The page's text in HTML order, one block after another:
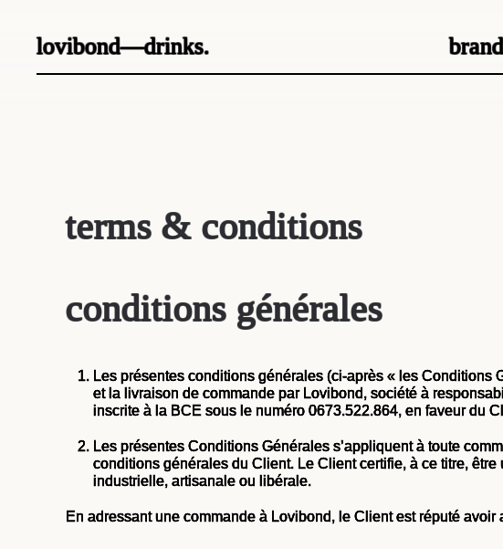
lovibond—drinks.
terms & conditions
conditions générales
Les présentes conditions générales (ci-après « les Conditions
et la livraison de commande par Lovibond, société à
inscrite à la BCE sous le numéro 0673.522.864, en faveur du
Les présentes Conditions Générales s’appliquent à toute
conditions générales du Client. Le Client certifie, à ce titre,
industrielle, artisanale ou libérale.
En adressant une commande à Lovibond, le Client est réputé